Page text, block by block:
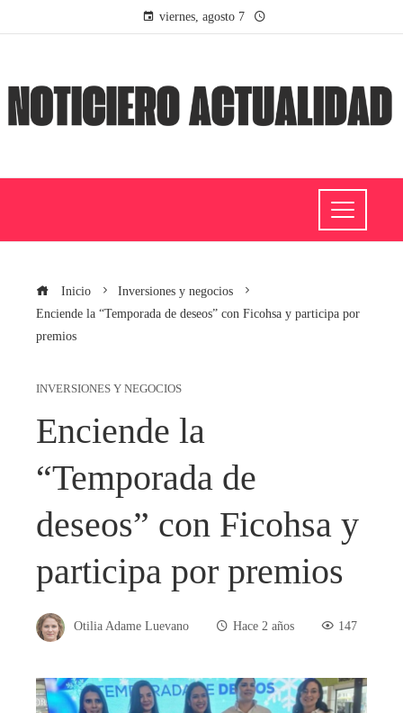
viernes, agosto 7
Inicio
Inversiones y negocios
Enciende la “Temporada de deseos” con Ficohsa y participa por
premios
INVERSIONES Y NEGOCIOS
Enciende la
“Temporada de
deseos” con Ficohsa y
participa por premios
Otilia Adame Luevano Hace 2 años 147